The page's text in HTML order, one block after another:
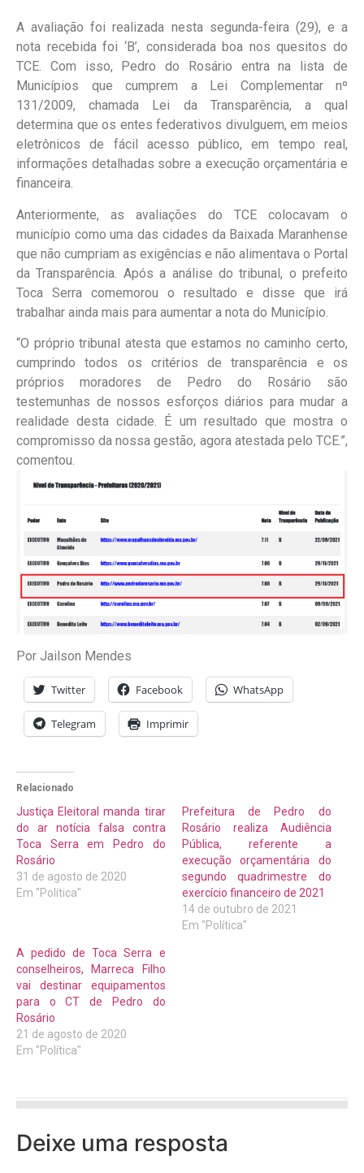
A avaliação foi realizada nesta segunda-feira (29), e a
nota recebida foi ‘B’, considerada boa nos quesitos do
TCE. Com isso, Pedro do Rosário entra na lista de
Municípios que cumprem a Lei Complementar nº
131/2009, chamada Lei da Transparência, a qual
determina que os entes federativos divulguem, em meios
eletrônicos de fácil acesso público, em tempo real,
informações detalhadas sobre a execução orçamentária e
financeira.
Anteriormente, as avaliações do TCE colocavam o
município como uma das cidades da Baixada Maranhense
que não cumpriam as exigências e não alimentava o Portal
da Transparência. Após a análise do tribunal, o prefeito
Toca Serra comemorou o resultado e disse que irá
trabalhar ainda mais para aumentar a nota do Município.
“O próprio tribunal atesta que estamos no caminho certo,
cumprindo todos os critérios de transparência e os
próprios moradores de Pedro do Rosário são
testemunhas de nossos esforços diários para mudar a
realidade desta cidade. É um resultado que mostra o
compromisso da nossa gestão, agora atestada pelo TCE.”,
comentou.
Por Jailson Mendes
Twitter Facebook WhatsApp
Telegram Imprimir
Relacionado
Justiça Eleitoral manda tirar
do ar notícia falsa contra
Toca Serra em Pedro do
Rosário
31 de agosto de 2020
Em "Política"
Prefeitura de Pedro do
Rosário realiza Audiência
Pública, referente a
execução orçamentária do
segundo quadrimestre do
exercício financeiro de 2021
14 de outubro de 2021
Em "Política"
A pedido de Toca Serra e
conselheiros, Marreca Filho
vai destinar equipamentos
para o CT de Pedro do
Rosário
21 de agosto de 2020
Em "Política"
Deixe uma resposta